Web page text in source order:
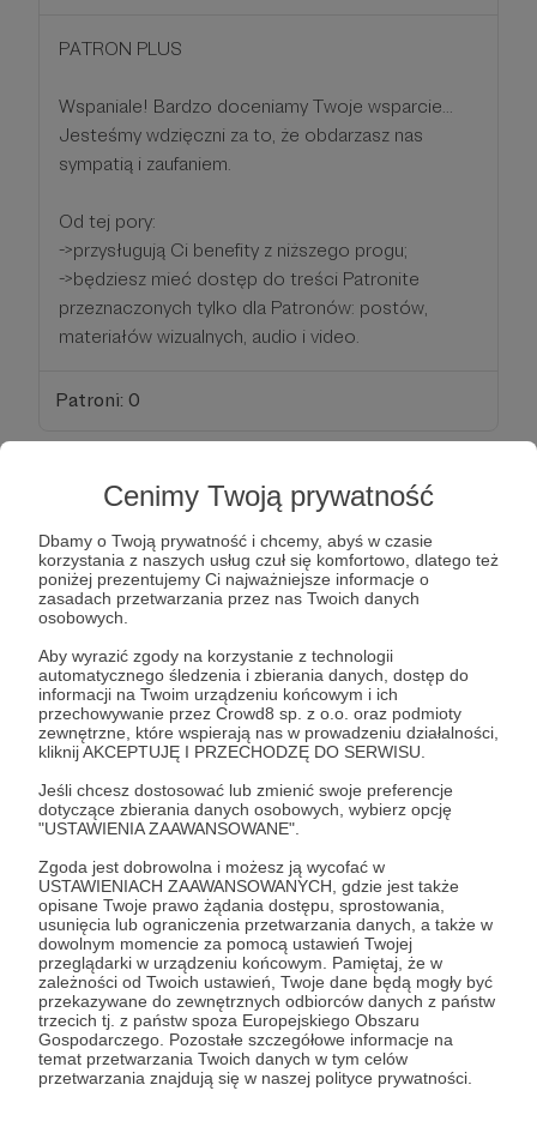
Cenimy Twoją prywatność
Dbamy o Twoją prywatność i chcemy, abyś w czasie
korzystania z naszych usług czuł się komfortowo, dlatego też
poniżej prezentujemy Ci najważniejsze informacje o
zasadach przetwarzania przez nas Twoich danych
osobowych.
Aby wyrazić zgody na korzystanie z technologii
automatycznego śledzenia i zbierania danych, dostęp do
informacji na Twoim urządzeniu końcowym i ich
przechowywanie przez Crowd8 sp. z o.o. oraz podmioty
zewnętrzne, które wspierają nas w prowadzeniu działalności,
kliknij AKCEPTUJĘ I PRZECHODZĘ DO SERWISU.
Jeśli chcesz dostosować lub zmienić swoje preferencje
dotyczące zbierania danych osobowych, wybierz opcję
"USTAWIENIA ZAAWANSOWANE".
Zgoda jest dobrowolna i możesz ją wycofać w
USTAWIENIACH ZAAWANSOWANYCH, gdzie jest także
opisane Twoje prawo żądania dostępu, sprostowania,
usunięcia lub ograniczenia przetwarzania danych, a także w
dowolnym momencie za pomocą ustawień Twojej
przeglądarki w urządzeniu końcowym. Pamiętaj, że w
zależności od Twoich ustawień, Twoje dane będą mogły być
przekazywane do zewnętrznych odbiorców danych z państw
trzecich tj. z państw spoza Europejskiego Obszaru
Gospodarczego. Pozostałe szczegółowe informacje na
temat przetwarzania Twoich danych w tym celów
przetwarzania znajdują się w naszej polityce prywatności.
PATRON PLUS
Wspaniale! Bardzo doceniamy Twoje wsparcie...
Jesteśmy wdzięczni za to, że obdarzasz nas
sympatią i zaufaniem.
Od tej pory:
->przysługują Ci benefity z niższego progu;
->będziesz mieć dostęp do treści Patronite
przeznaczonych tylko dla Patronów: postów,
materiałów wizualnych, audio i video.
Patroni: 0
99 zł miesięcznie
PATRON PREMIUM
pomoc. Stajesz się jednym z filarów naszego
przedsięwzięcia!
Od tej pory:
->przysługują Ci benefity z niższych progów;
->masz zaproszenie do dołączenia do zamkniętej
grupy na FB;
->będziesz mogła/mógł tam odtąd doradzać nam,
jakie kolejne inicjatywy powinniśmy podejmować w
pierwszej kolejności;
->Twoje imię/+nazwisko/nick jako Patrona/Patronki
znajdzie się w napisach końcowych
opracowywanych przez nas materiałów audio i
filmowych.